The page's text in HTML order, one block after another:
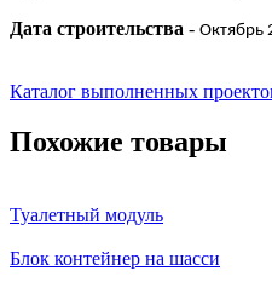
Дата строительства - Октябрь
Каталог выполненных
Похожие товары
Туалетный модуль
Блок контейнер на шасси